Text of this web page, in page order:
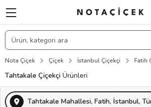
Nota Çiçek Çiçek İstanbul Çiçekçi Fatih
Tahtakale Çiçekçi Ürünleri
Tahtakale Mahallesi, Fatih, İstanbul,